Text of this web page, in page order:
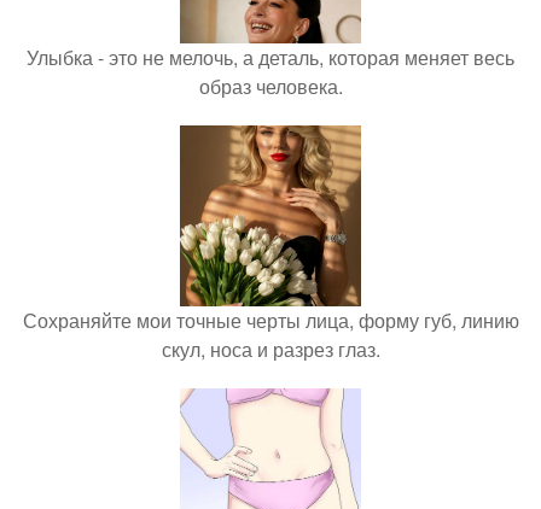
Улыбка - это не мелочь, а деталь, которая меняет весь
образ человека.
Сохраняйте мои точные черты лица, форму губ, линию
скул, носа и разрез глаз.